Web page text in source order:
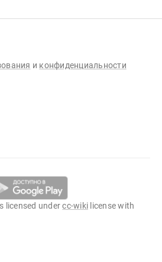
и конфиденциальности
licensed undercc-wiki license with